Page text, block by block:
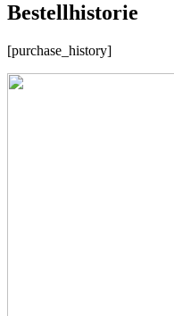
Bestellhistorie
[purchase_history]